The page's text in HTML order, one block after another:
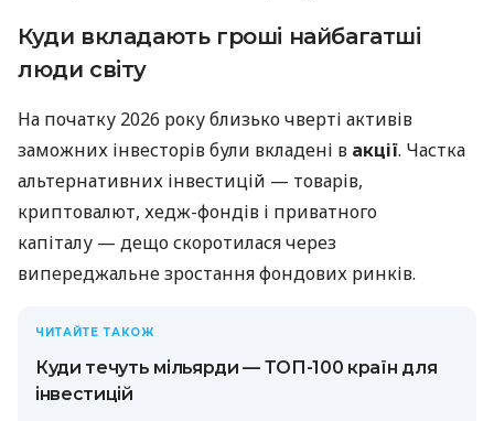
Куди вкладають гроші найбагатші
люди світу
На початку 2026 року близько чверті активів
заможних інвесторів були вкладені в акції. Частка
альтернативних інвестицій — товарів,
криптовалют, хедж-фондів і приватного
капіталу — дещо скоротилася через
випереджальне зростання фондових ринків.
ЧИТАЙТЕ ТАКОЖ
Куди течуть мільярди — ТОП-100 країн для
інвестицій